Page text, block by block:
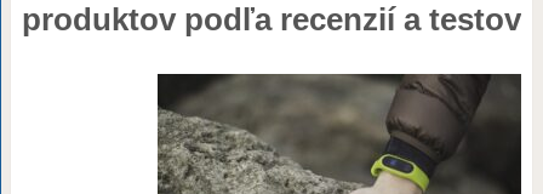
produktov podľa recenzií a testov